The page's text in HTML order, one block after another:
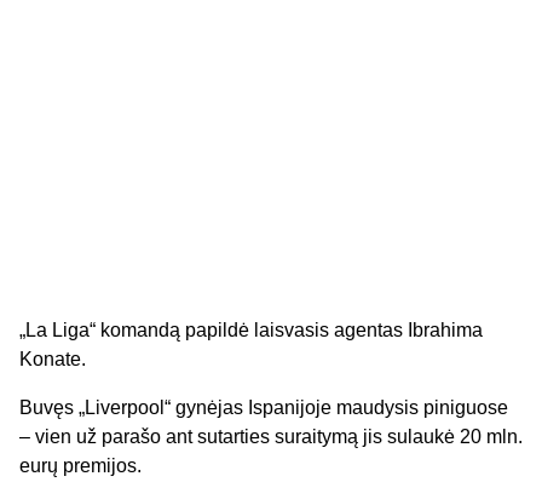
„La Liga“ komandą papildė laisvasis agentas Ibrahima
Konate.
Buvęs „Liverpool“ gynėjas Ispanijoje maudysis piniguose
– vien už parašo ant sutarties suraitymą jis sulaukė 20 mln.
eurų premijos.